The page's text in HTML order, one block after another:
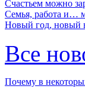
Счастьем можно
Семья, работа и…
Новый год, новый
Все
Почему в